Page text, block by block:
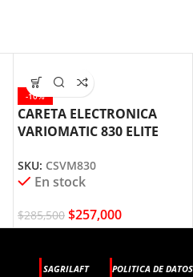
-10%
CARETA ELECTRONICA
VARIOMATIC 830 ELITE
SKU: CSVM830
En stock
$285,500 $257,000
SAGRILAFT POLITICA DE DATOS